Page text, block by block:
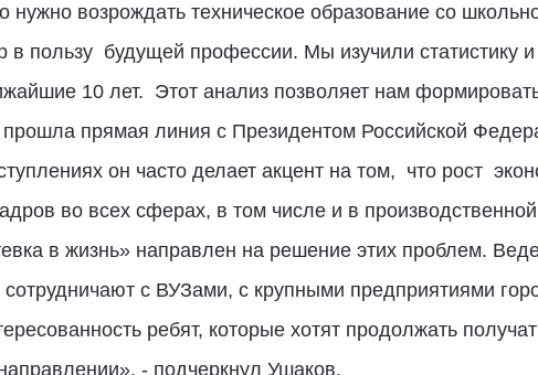
возрождать техническое образование со
в пользу будущей профессии. Мы изучили статистику
10 лет. Этот анализ позволяет нам
прямая линия с Президентом Российской
он часто делает акцент на том, что рост
во всех сферах, в том числе и в
в жизнь» направлен на решение этих проблем.
с ВУЗами, с крупными предприятиями
ребят, которые хотят продолжать
- подчеркнул Ушаков.